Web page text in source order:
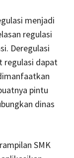
menjadi
regulasi
Deregulasi
regulasi dapat
pintu
dinas
SMK